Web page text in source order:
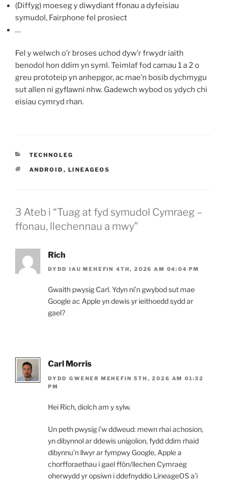
(Diffyg) moeseg y diwydiant ffonau a dyfeisiau
symudol, Fairphone fel prosiect
…
Fel y welwch o’r broses uchod dyw’r frwydr iaith
benodol hon ddim yn syml. Teimlaf fod camau 1 a 2 o
greu prototeip yn anhepgor, ac mae’n bosib dychmygu
sut allen ni gyflawni nhw. Gadewch wybod os ydych chi
eisiau cymryd rhan.
CATEGORÏAU
TECHNOLEG
TAGIAU
ANDROID , LINEAGEOS
3 Ateb i “Tuag at fyd symudol Cymraeg –
ffonau, llechennau a mwy”
Rich
DYDD IAU MEHEFIN 4TH, 2026 AM 04:04 PM
Gwaith pwysig Carl. Ydyn ni’n gwybod sut mae
Google ac Apple yn dewis yr ieithoedd sydd ar
gael?
Carl Morris
DYDD GWENER MEHEFIN 5TH, 2026 AM 01:32
PM
Hei Rich, diolch am y sylw.
Un peth pwysig i’w ddweud: mewn rhai achosion,
yn dibynnol ar ddewis unigolion, fydd ddim rhaid
dibynnu’n llwyr ar fympwy Google, Apple a
chorfforaethau i gael ffôn/llechen Cymraeg
oherwydd yr opsiwn i ddefnyddio LineageOS a’i